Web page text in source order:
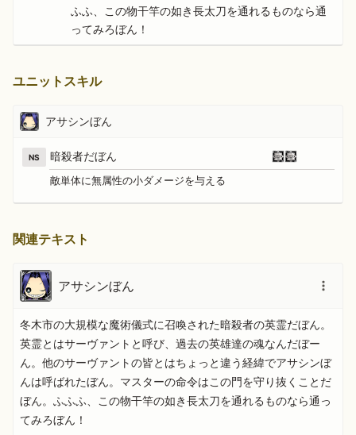
ふふ、この物干竿の如き長太刀を通れるものなら通
ってみろぼん！
ユニットスキル
アサシンぼん
NS 暗殺者だぼん
敵単体に無属性の小ダメージを与える
関連テキスト
アサシンぼん
冬木市の大規模な魔術儀式に召喚された暗殺者の英霊だぼん。
英霊とはサーヴァントと呼び、過去の英雄達の魂なんだぼー
ん。他のサーヴァントの皆とはちょっと違う経緯でアサシンぼ
んは呼ばれたぼん。マスターの命令はこの門を守り抜くことだ
ぼん。ふふふ、この物干竿の如き長太刀を通れるものなら通っ
てみろぼん！